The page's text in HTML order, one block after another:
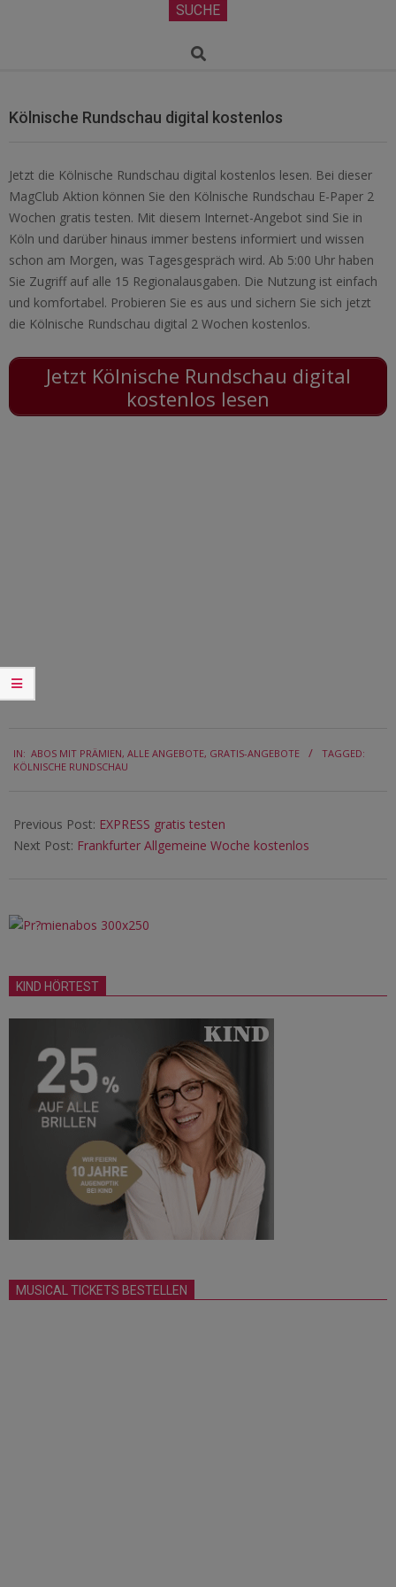
SUCHE
Search
Kölnische Rundschau digital kostenlos
Jetzt die Kölnische Rundschau digital kostenlos lesen. Bei dieser
MagClub Aktion können Sie den Kölnische Rundschau E-Paper 2
Wochen gratis testen. Mit diesem Internet-Angebot sind Sie in
Köln und darüber hinaus immer bestens informiert und wissen
schon am Morgen, was Tagesgespräch wird. Ab 5:00 Uhr haben
Sie Zugriff auf alle 15 Regionalausgaben. Die Nutzung ist einfach
und komfortabel. Probieren Sie es aus und sichern Sie sich jetzt
die Kölnische Rundschau digital 2 Wochen kostenlos.
Jetzt Kölnische Rundschau digital
kostenlos lesen
03-
IN: ABOS MIT PRÄMIEN, ALLE ANGEBOTE, GRATIS-ANGEBOTE
TAGGED:
KÖLNISCHE RUNDSCHAU
Previous Post: EXPRESS gratis testen
Next Post: Frankfurter Allgemeine Woche kostenlos
KIND HÖRTEST
MUSICAL TICKETS BESTELLEN